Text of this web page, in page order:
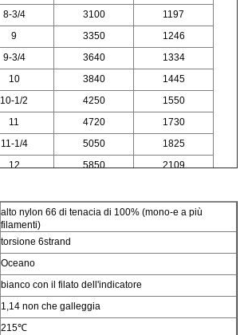
8-3/4 3100
1197
9 3350
1246
9-3/4 3640
1334
10 3840
1445
10-1/2 4250
1550
11 4720
1730
11-1/4 5050
1825
12 5850
2109
alto nylon 66 di tenacia di 100% (mono-e a più
filamenti)
torsione 6strand
Oceano
bianco con il filato dell'indicatore
1,14 non che galleggia
215℃